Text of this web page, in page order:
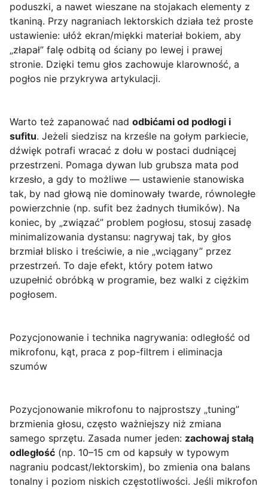
poduszki, a nawet wieszane na stojakach elementy z
tkaniną. Przy nagraniach lektorskich działa też proste
ustawienie: ułóż ekran/miękki materiał bokiem, aby
„złapał” falę odbitą od ściany po lewej i prawej
stronie. Dzięki temu głos zachowuje klarowność, a
pogłos nie przykrywa artykulacji.
Warto też zapanować nad odbićami od podłogi i
sufitu. Jeżeli siedzisz na krześle na gołym parkiecie,
dźwięk potrafi wracać z dołu w postaci dudniącej
przestrzeni. Pomaga dywan lub grubsza mata pod
krzesło, a gdy to możliwe — ustawienie stanowiska
tak, by nad głową nie dominowały twarde, równoległe
powierzchnie (np. sufit bez żadnych tłumików). Na
koniec, by „związać” problem pogłosu, stosuj zasadę
minimalizowania dystansu: nagrywaj tak, by głos
brzmiał blisko i treściwie, a nie „wciągany” przez
przestrzeń. To daje efekt, który potem łatwo
uzupełnić obróbką w programie, bez walki z ciężkim
pogłosem.
Pozycjonowanie i technika nagrywania: odległość od
mikrofonu, kąt, praca z pop-filtrem i eliminacja
szumów
Pozycjonowanie mikrofonu to najprostszy „tuning”
brzmienia głosu, często ważniejszy niż zmiana
samego sprzętu. Zasada numer jeden: zachowaj stałą
odległość (np. 10–15 cm od kapsuły w typowym
nagraniu podcast/lektorskim), bo zmienia ona balans
tonalny i poziom niskich częstotliwości. Jeśli mikrofon